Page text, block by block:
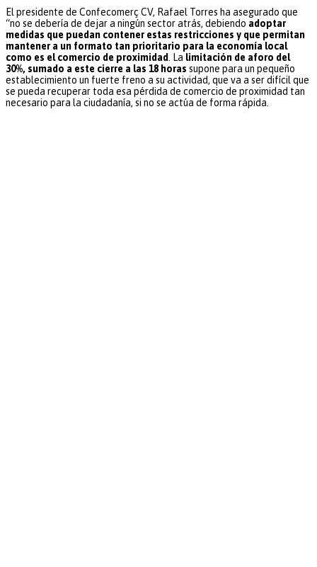
El presidente de Confecomerç CV, Rafael Torres ha asegurado que
“no se debería de dejar a ningún sector atrás, debiendo adoptar
medidas que puedan contener estas restricciones y que permitan
mantener a un formato tan prioritario para la economía local
como es el comercio de proximidad
. La limitación de aforo del
30%, sumado a este cierre a las 18 horas supone para un pequeño
establecimiento un fuerte freno a su actividad, que va a ser difícil que
se pueda recuperar toda esa pérdida de comercio de proximidad tan
necesario para la ciudadanía, si no se actúa de forma rápida.